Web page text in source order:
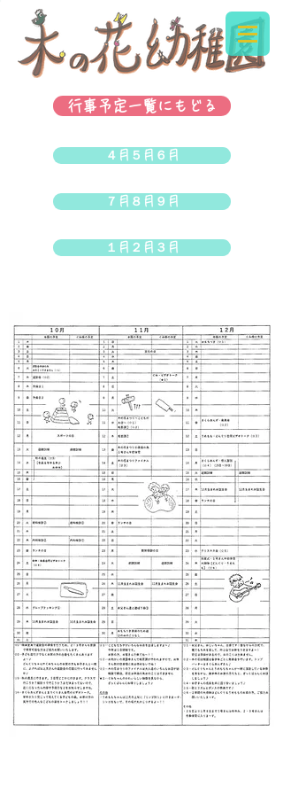
行事予定一覧にもどる
４月５月６月
７月８月９月
１月２月３月